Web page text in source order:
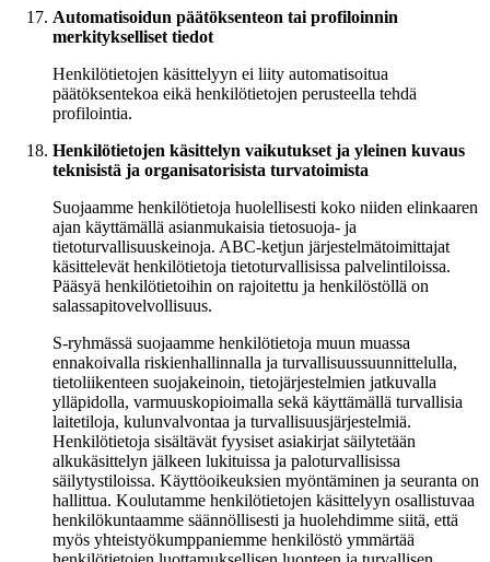
Automatisoidun päätöksenteon tai profiloinnin
merkitykselliset tiedot
Henkilötietojen käsittelyyn ei liity automatisoitua
päätöksentekoa eikä henkilötietojen perusteella tehdä
profilointia.
Henkilötietojen käsittelyn vaikutukset ja yleinen kuvaus
teknisistä ja organisatorisista turvatoimista
Suojaamme henkilötietoja huolellisesti koko niiden elinkaaren
ajan käyttämällä asianmukaisia tietosuoja- ja
tietoturvallisuuskeinoja. ABC-ketjun järjestelmätoimittajat
käsittelevät henkilötietoja tietoturvallisissa palvelintiloissa.
Pääsyä henkilötietoihin on rajoitettu ja henkilöstöllä on
salassapitovelvollisuus.
S-ryhmässä suojaamme henkilötietoja muun muassa
ennakoivalla riskienhallinnalla ja turvallisuussuunnittelulla,
tietoliikenteen suojakeinoin, tietojärjestelmien jatkuvalla
ylläpidolla, varmuuskopioimalla sekä käyttämällä turvallisia
laitetiloja, kulunvalvontaa ja turvallisuusjärjestelmiä.
Henkilötietoja sisältävät fyysiset asiakirjat säilytetään
alkukäsittelyn jälkeen lukituissa ja paloturvallisissa
säilytystiloissa. Käyttöoikeuksien myöntäminen ja seuranta on
hallittua. Koulutamme henkilötietojen käsittelyyn osallistuvaa
henkilökuntaamme säännöllisesti ja huolehdimme siitä, että
myös yhteistyökumppaniemme henkilöstö ymmärtää